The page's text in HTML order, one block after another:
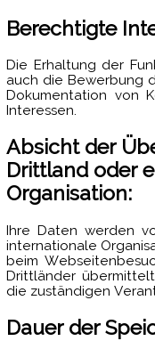
Berechtigte
Die Erhaltung der
auch die Bewerbung
Dokumentation von
Interessen.
Absicht der
Drittland oder
Organisation:
Ihre Daten werden
internationale
beim
Drittländer
die zuständigen
Dauer der